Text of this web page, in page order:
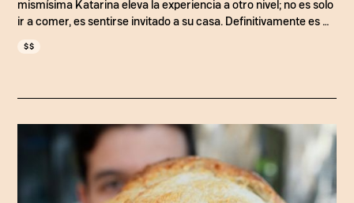
mismísima Katarina eleva la experiencia a otro nivel; no es solo
ir a comer, es sentirse invitado a su casa. Definitivamente es un
$$